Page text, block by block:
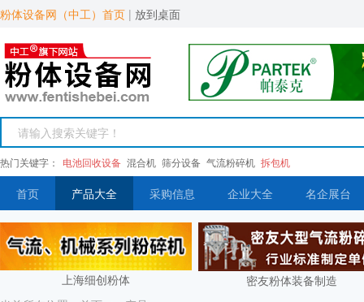
粉体设备网（中工）首页 | 放到桌面
热门关键字： 电池回收设备 混合机 筛分设备 气流粉碎机 拆包机
首页 产品大全 采购信息 企业大全 名企展台
上海细创粉体
密友粉体装备制造